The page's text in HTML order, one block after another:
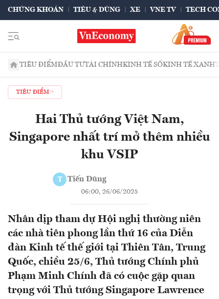
CHỨNG KHOÁN TIÊU & DÙNG XE VNE TV TECH
TIÊU ĐIỂMĐẦU TƯTÀI CHÍNHKINH TẾ SỐKINH TẾ XANH
TIÊU ĐIỂM
Hai Thủ tướng Việt Nam,
Singapore nhất trí mở thêm nhiều
khu VSIP
T Tiến Dũng
06:00, 26/06/2025
Nhân dịp tham dự Hội nghị thường niên
các nhà tiên phong lần thứ 16 của Diễn
đàn Kinh tế thế giới tại Thiên Tân, Trung
Quốc, chiều 25/6, Thủ tướng Chính phủ
Phạm Minh Chính đã có cuộc gặp quan
trọng với Thủ tướng Singapore Lawrence